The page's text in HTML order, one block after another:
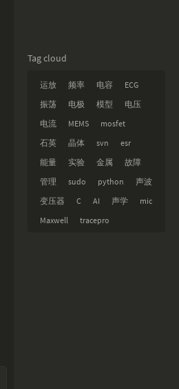
Tag cloud
运放 频率 电容
ECG
振荡
电极 模型
电压
电流
MEMS
mosfet
石英
晶体 svn
esr
能量
实验 金属
故障
管理
sudo python
声波
变压器
C AI 声学
mic
Maxwell
tracepro